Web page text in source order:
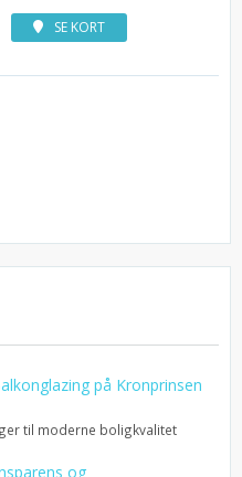
SE KORT
på Kronprinsen
til moderne boligkvalitet
og